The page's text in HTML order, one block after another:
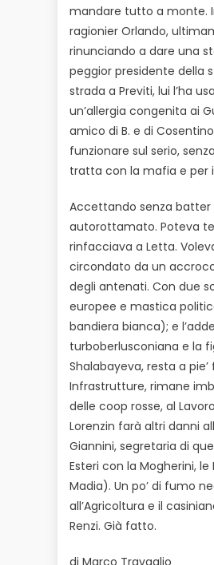
mandare tutto a monte.
ragionier Orlando,
rinunciando a dare una
peggior presidente della
strada a Previti, lui l’ha
un’allergia congenita ai
amico di B. e di
funzionare sul serio,
tratta con la mafia e per
Accettando senza batter
autorottamato. Poteva
rinfacciava a Letta.
circondato da un
degli antenati. Con due
europee e mastica
bandiera bianca); e
turboberlusconiana e la
Shalabayeva, resta a
Infrastrutture, rimane
delle coop rosse, al
Lorenzin farà altri danni
Giannini, segretaria di
Esteri con la Mogherini,
Madia). Un po’ di fumo
all’Agricoltura e il
Renzi. Già fatto.
di Marco Travaglio